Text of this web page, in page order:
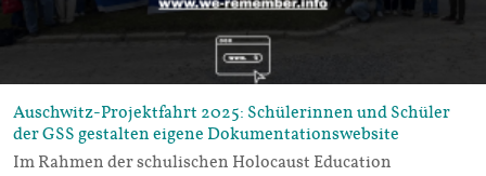
Auschwitz-Projektfahrt 2025: Schülerinnen und Schüler
der GSS gestalten eigene Dokumentationswebsite
Im Rahmen der schulischen Holocaust Education